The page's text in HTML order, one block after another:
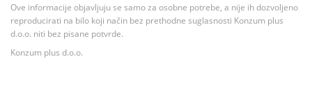
Ove informacije objavljuju se samo za osobne potrebe, a nije ih dozvoljeno
reproducirati na bilo koji način bez prethodne suglasnosti Konzum plus
d.o.o. niti bez pisane potvrde.
Konzum plus d.o.o.